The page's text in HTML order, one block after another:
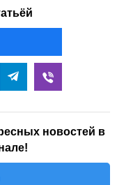
новостей в